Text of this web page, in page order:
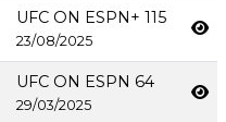
UFC ON ESPN+ 115
23/08/2025
UFC ON ESPN 64
29/03/2025